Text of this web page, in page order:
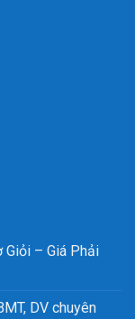
Giỏi – Giá Phải
DV chuyên